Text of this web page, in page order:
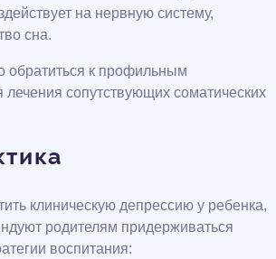
на нервную систему,
сна.
обратиться к профильным
лечения сопутствующих соматических
клиническую депрессию у ребенка,
родителям придерживаться
воспитания: